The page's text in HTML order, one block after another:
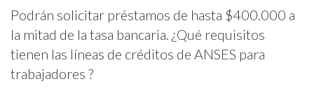
Podrán solicitar préstamos de hasta $400.000 a
la mitad de la tasa bancaria. ¿Qué requisitos
tienen las líneas de créditos de ANSES para
trabajadores ?